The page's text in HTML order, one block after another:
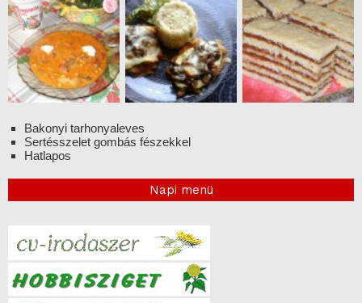
Bakonyi tarhonyaleves
Sertésszelet gombás fészekkel
Hatlapos
Napi menü